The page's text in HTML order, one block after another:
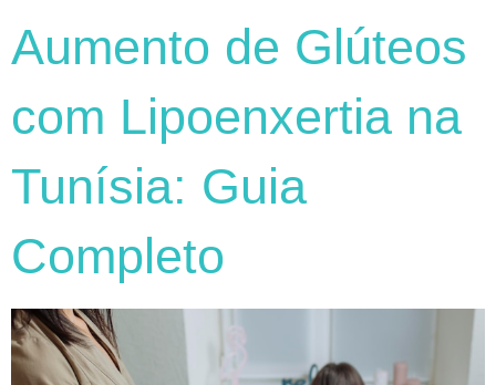
Aumento de Glúteos
com Lipoenxertia na
Tunísia: Guia
Completo